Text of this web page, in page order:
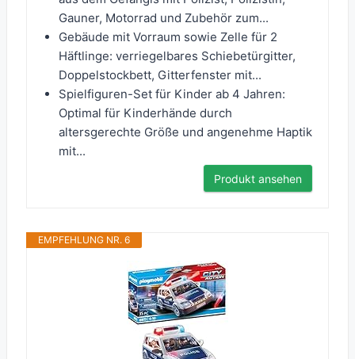
Gauner, Motorrad und Zubehör zum...
Gebäude mit Vorraum sowie Zelle für 2
Häftlinge: verriegelbares Schiebetürgitter,
Doppelstockbett, Gitterfenster mit...
Spielfiguren-Set für Kinder ab 4 Jahren:
Optimal für Kinderhände durch
altersgerechte Größe und angenehme Haptik
mit...
Produkt ansehen
EMPFEHLUNG NR. 6